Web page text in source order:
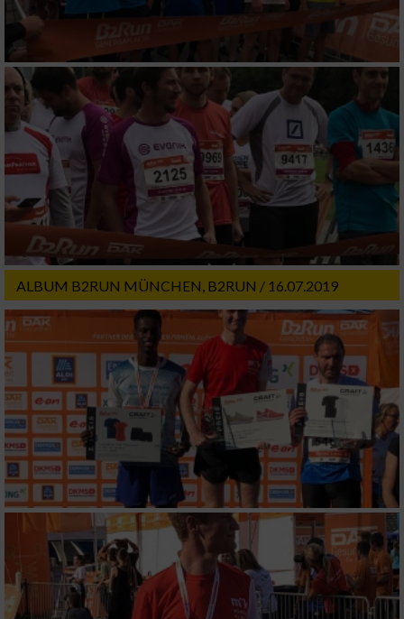
ALBUM B2RUN MÜNCHEN, B2RUN / 16.07.2019
Verwendung genauer Standortdaten
Geräte anhand von aktiv angeforderten
Informationen identifizieren
Nicht-IAB-Verarbeitungszwecke:
Notwendig
Performance
Funktional
Werbung